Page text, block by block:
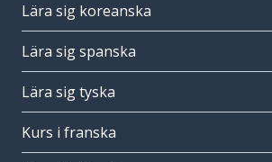
Lära sig koreanska
Lära sig spanska
Lära sig tyska
Kurs i franska